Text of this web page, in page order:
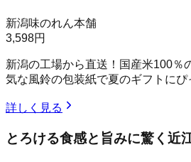
新潟味のれん本舗
3,598円
新潟の工場から直送！国産米100％
気な風鈴の包装紙で夏のギフトにぴ
詳しく見る
とろける食感と旨みに驚く近